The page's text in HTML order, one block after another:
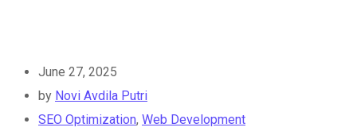
June 27, 2025
by Novi Avdila Putri
SEO Optimization, Web Development